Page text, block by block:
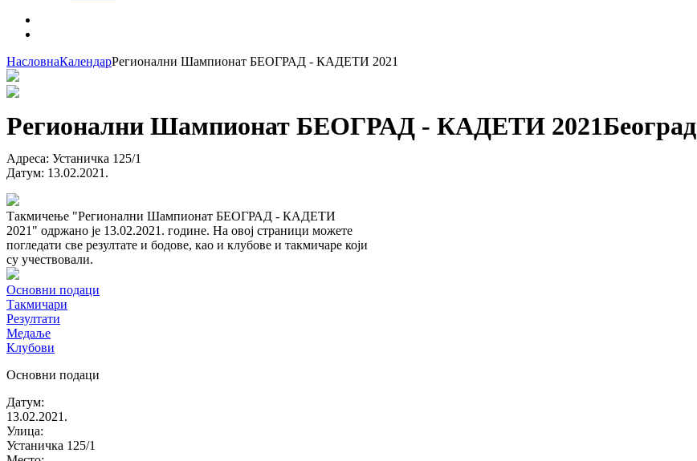
НасловнаКалендарРегионални Шампионат БЕОГРАД - КАДЕТИ 2021
Регионални Шампионат БЕОГРАД - КАДЕТИ 2021Београд
Адреса: Устаничка 125/1
Датум: 13.02.2021.
Такмичење "Регионални Шампионат БЕОГРАД - КАДЕТИ
2021" одржано је 13.02.2021. године. На овој страници можете
погледати све резултате и бодове, као и клубове и такмичаре који
су учествовали.
Основни подаци
Такмичари
Резултати
Медаље
Клубови
Основни подаци
Датум:
13.02.2021.
Улица:
Устаничка 125/1